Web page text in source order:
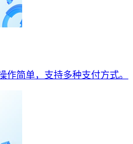
作简单，支持多种支付方式。